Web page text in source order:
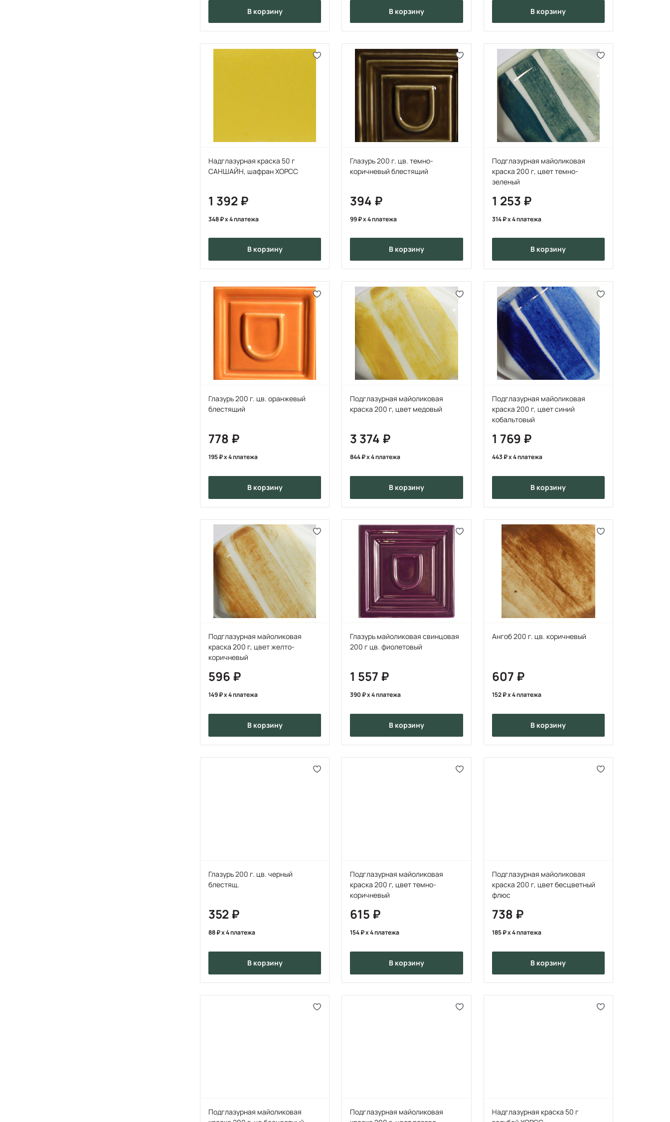
в корзину в корзину в корзину
Надглазурная краска 50 г
CАНШАЙН, шафран ХОРСС
1 392
348 x 4 платежа
в корзину
Глазурь 200 г. цв. темно-
коричневый блестящий
394
99 x 4 платежа
в корзину
Подглазурная майоликовая
краска 200 г, цвет темно-
зеленый
1 253
314 x 4 платежа
в корзину
Глазурь 200 г. цв. оранжевый
блестящий
778
195 x 4 платежа
в корзину
Подглазурная майоликовая
краска 200 г, цвет медовый
3 374
844 x 4 платежа
в корзину
Подглазурная майоликовая
краска 200 г, цвет синий
кобальтовый
1 769
443 x 4 платежа
в корзину
Подглазурная майоликовая
краска 200 г, цвет желто-
коричневый
596
149 x 4 платежа
в корзину
Глазурь майоликовая свинцовая
200 г цв. фиолетовый
1 557
390 x 4 платежа
в корзину
Ангоб 200 г. цв. коричневый
607
152 x 4 платежа
в корзину
Глазурь 200 г. цв. черный
блестящ.
352
88 x 4 платежа
в корзину
Подглазурная майоликовая
краска 200 г, цвет темно-
коричневый
615
154 x 4 платежа
в корзину
Подглазурная майоликовая
краска 200 г, цвет бесцветный
флюс
738
185 x 4 платежа
в корзину
Подглазурная майоликовая
Подглазурная майоликовая
Надглазурная краска 50 г